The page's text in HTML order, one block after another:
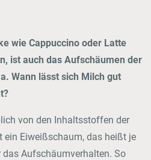
wie Cappuccino oder Latte
ist auch das Aufschäumen der
Wann lässt sich Milch gut
von den Inhaltsstoffen der
Eiweißschaum, das heißt je
das Aufschäumverhalten. So